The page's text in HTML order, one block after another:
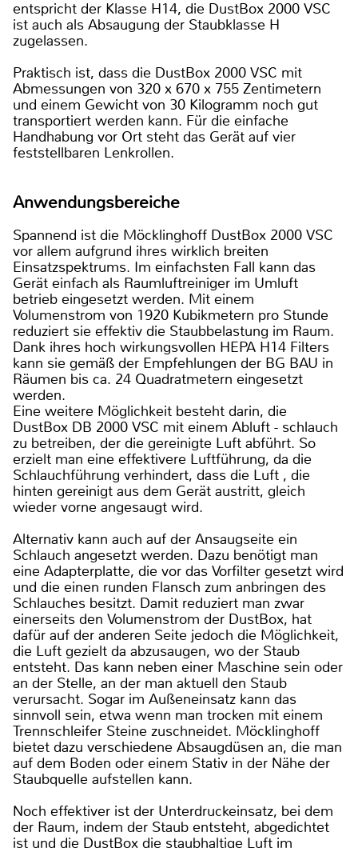
entspricht der Klasse H14, die DustBox 2000 VSC
ist auch als Absaugung der Staubklasse H
zugelassen.
Praktisch ist, dass die DustBox 2000 VSC mit
Abmessungen von 320 x 670 x 755 Zentimetern
und einem Gewicht von 30 Kilogramm noch gut
transportiert werden kann. Für die einfache
Handhabung vor Ort steht das Gerät auf vier
feststellbaren Lenkrollen.
Anwendungsbereiche
Spannend ist die Möcklinghoff DustBox 2000 VSC
vor allem aufgrund ihres wirklich breiten
Einsatzspektrums. Im einfachsten Fall kann das
Gerät einfach als Raumluftreiniger im Umluft
betrieb eingesetzt werden. Mit einem
Volumenstrom von 1920 Kubikmetern pro Stunde
reduziert sie effektiv die Staubbelastung im Raum.
Dank ihres hoch wirkungsvollen HEPA H14 Filters
kann sie gemäß der Empfehlungen der BG BAU in
Räumen bis ca. 24 Quadratmetern eingesetzt
werden.
Eine weitere Möglichkeit besteht darin, die
DustBox DB 2000 VSC mit einem Abluft - schlauch
zu betreiben, der die gereinigte Luft abführt. So
erzielt man eine effektivere Luftführung, da die
Schlauchführung verhindert, dass die Luft , die
hinten gereinigt aus dem Gerät austritt, gleich
wieder vorne angesaugt wird.
Alternativ kann auch auf der Ansaugseite ein
Schlauch angesetzt werden. Dazu benötigt man
eine Adapterplatte, die vor das Vorfilter gesetzt wird
und die einen runden Flansch zum anbringen des
Schlauches besitzt. Damit reduziert man zwar
einerseits den Volumenstrom der DustBox, hat
dafür auf der anderen Seite jedoch die Möglichkeit,
die Luft gezielt da abzusaugen, wo der Staub
entsteht. Das kann neben einer Maschine sein oder
an der Stelle, an der man aktuell den Staub
verursacht. Sogar im Außeneinsatz kann das
sinnvoll sein, etwa wenn man trocken mit einem
Trennschleifer Steine zuschneidet. Möcklinghoff
bietet dazu verschiedene Absaugdüsen an, die man
auf dem Boden oder einem Stativ in der Nähe der
Staubquelle aufstellen kann.
Noch effektiver ist der Unterdruckeinsatz, bei dem
der Raum, indem der Staub entsteht, abgedichtet
ist und die DustBox die staubhaltige Luft im